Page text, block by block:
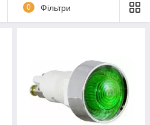
0 Фільтри